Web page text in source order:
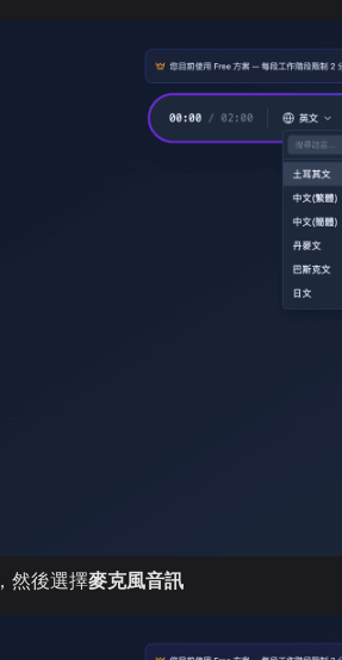
，然後選擇麥克風音訊